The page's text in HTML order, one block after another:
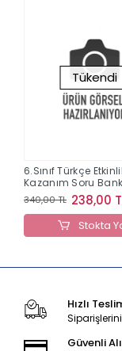
Tükendi
6.Sınıf Türkçe
Kazanım Soru
340,00 TL 238,00
Stokta
Hızlı
Güvenli